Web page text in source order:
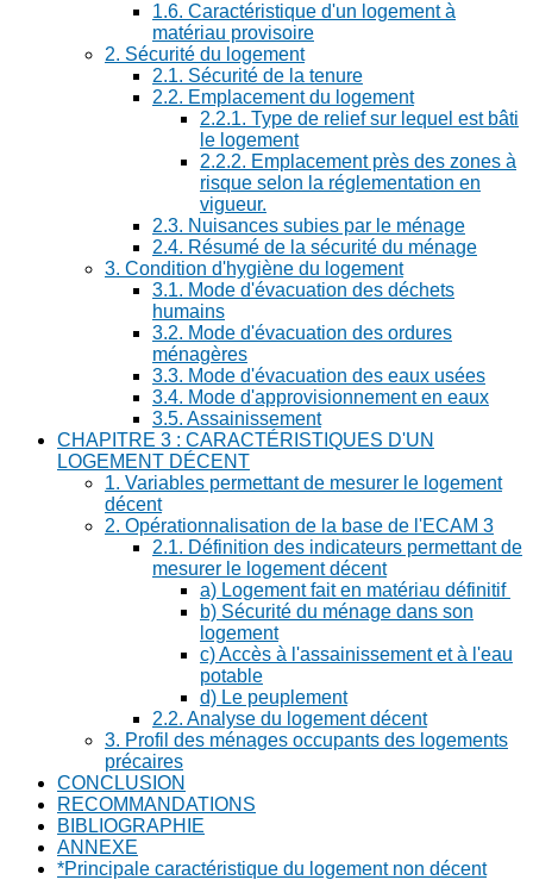
1.6. Caractéristique d'un logement à
matériau provisoire
2. Sécurité du logement
2.1. Sécurité de la tenure
2.2. Emplacement du logement
2.2.1. Type de relief sur lequel est bâti
le logement
2.2.2. Emplacement près des zones à
risque selon la réglementation en
vigueur.
2.3. Nuisances subies par le ménage
2.4. Résumé de la sécurité du ménage
3. Condition d'hygiène du logement
3.1. Mode d'évacuation des déchets
humains
3.2. Mode d'évacuation des ordures
ménagères
3.3. Mode d'évacuation des eaux usées
3.4. Mode d'approvisionnement en eaux
3.5. Assainissement
CHAPITRE 3 : CARACTÉRISTIQUES D'UN
LOGEMENT DÉCENT
1. Variables permettant de mesurer le logement
décent
2. Opérationnalisation de la base de l'ECAM 3
2.1. Définition des indicateurs permettant de
mesurer le logement décent
a) Logement fait en matériau définitif
b) Sécurité du ménage dans son
logement
c) Accès à l'assainissement et à l'eau
potable
d) Le peuplement
2.2. Analyse du logement décent
3. Profil des ménages occupants des logements
précaires
CONCLUSION
RECOMMANDATIONS
BIBLIOGRAPHIE
ANNEXE
*Principale caractéristique du logement non décent